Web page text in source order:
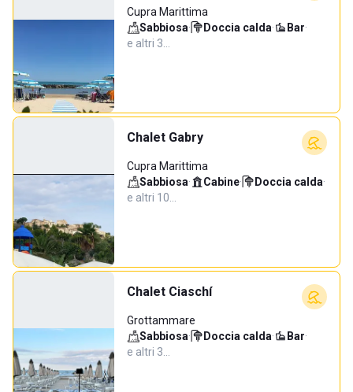
Cupra Marittima
Sabbiosa· Doccia calda· Bar·
e altri 3…
Chalet Gabry
Cupra Marittima
Sabbiosa· Cabine· Doccia calda·
e altri 10…
Chalet Ciaschí
Grottammare
Sabbiosa· Doccia calda· Bar·
e altri 3…